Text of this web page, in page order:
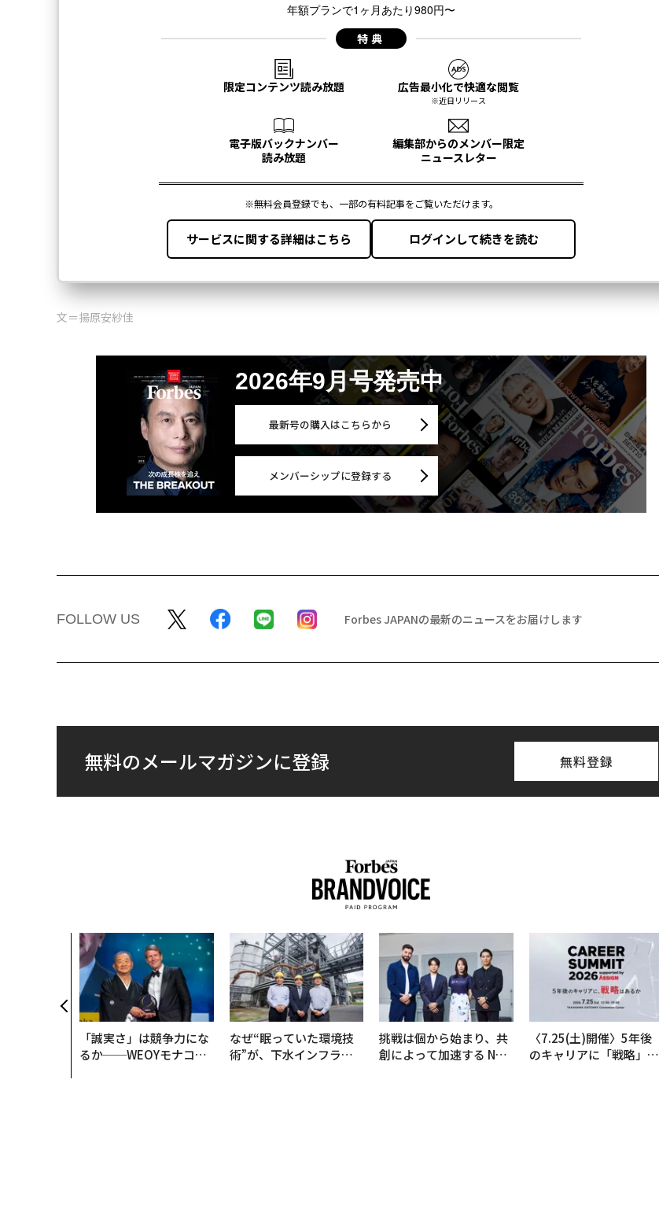
文＝揚原安紗佳
2026年9月号発売中
最新号の購入はこちらから
メンバーシップに登録する
FOLLOW US Forbes JAPANの最新のニュースをお届けします
無料のメールマガジンに登録 無料登録
「誠実さ」は競争力にな
るか──WEOYモナコで
なぜ“眠っていた環境技
術”が、下水インフラを
挑戦は個から始まり、共
創によって加速する NOR
〈7.25(土)開催〉5年後
のキャリアに「戦略」は